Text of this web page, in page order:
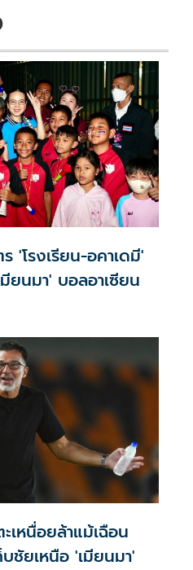
'โรงเรียน-อคาเดมี'
ยนมา' บอลอาเซียน
หนื่อยล้าแม้เฉือน
ชัยเหนือ 'เมียนมา'